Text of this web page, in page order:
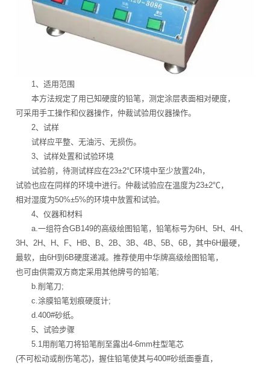
1、适用范围
本方法规定了用已知硬度的铅笔，测定涂层表面相对硬度，
可采用手工操作和仪器操作，仲裁试验用仪器操作。
2、试样
试样应平整、无油污、无损伤。
3、试样处置和试验环境
试验前，待测试样应在23±2℃环境中至少放置24h，
试验也应在同样的环境中进行。仲裁试验应在温度为23±2℃，
相对湿度为50%±5%的环境中放置和试验。
4、仪器和材料
a.一组符合GB149的高级绘图铅笔，铅笔标号为6H、5H、4H、
3H、2H、H、F、HB、B、2B、3B、4B、5B、6B，其中6H最硬，
最软，由6H到6B硬度递减。推荐使用中华牌高级绘图铅笔，
也可由供需双方商定采用其他牌号的铅笔;
b.削笔刀;
c.涂膜铅笔划痕硬度计;
d.400#砂纸。
5、试验步骤
5.1用削笔刀将铅笔削至露出4-6mm柱型笔芯
(不可松动或削伤笔芯)，握住铅笔使其与400#砂纸面垂直，